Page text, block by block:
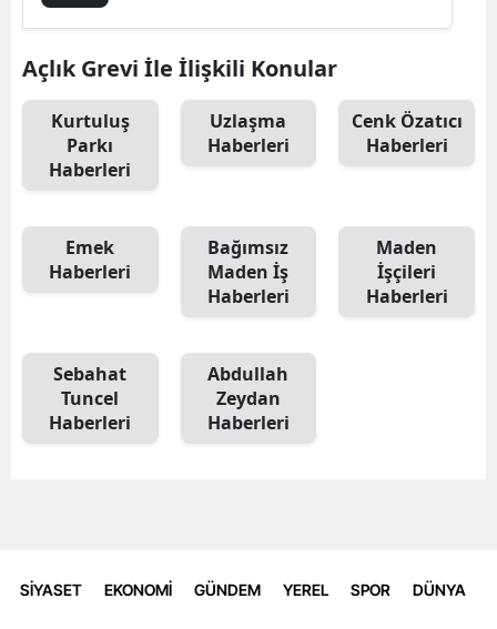
Açlık Grevi İle İlişkili Konular
Kurtuluş
Parkı
Haberleri
Uzlaşma
Haberleri
Cenk Özatıcı
Haberleri
Emek
Haberleri
Bağımsız
Maden İş
Haberleri
Maden
İşçileri
Haberleri
Sebahat
Tuncel
Haberleri
Abdullah
Zeydan
Haberleri
SİYASET EKONOMİ GÜNDEM YEREL SPOR DÜNYA